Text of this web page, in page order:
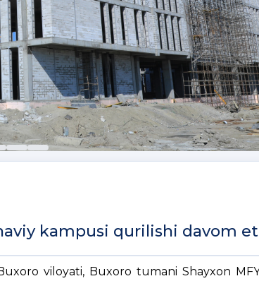
kampusi qurilishi davom
viloyati, Buxoro tumani Shayxon